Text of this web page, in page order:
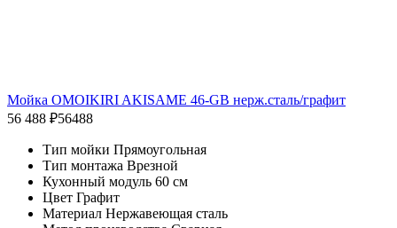
Мойка OMOIKIRI AKISAME 46-GB нерж.сталь/графит
56 488 ₽56488
Тип мойки Прямоугольная
Тип монтажа Врезной
Кухонный модуль 60 см
Цвет Графит
Материал Нержавеющая сталь